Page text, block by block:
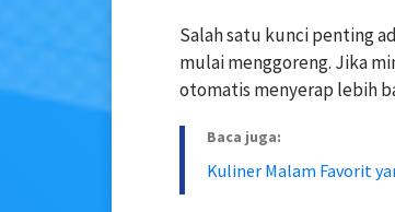
Salah satu kunci penting
mulai menggoreng. Jika
otomatis menyerap lebih
Baca juga:
Kuliner Malam Favorit